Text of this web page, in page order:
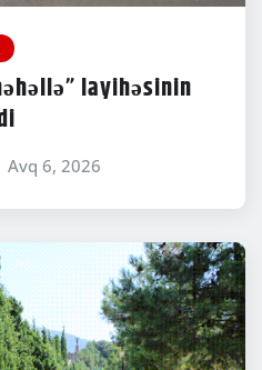
layihəsinin
Avq 6, 2026